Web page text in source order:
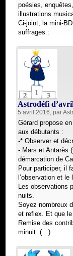
poésies,
illustrations
Ci-joint, la mini-
suffrages :
Astrodéfi
5 avril 2016, par
Gérard propose
aux débutants :
-* Observer et
- Mars et Antarès
démarcation de
Pour participer, il
l’observation et le
Les observations
nuits.
Soyez nombreux
et reflex. Et que
Remise des
minuit. (…)